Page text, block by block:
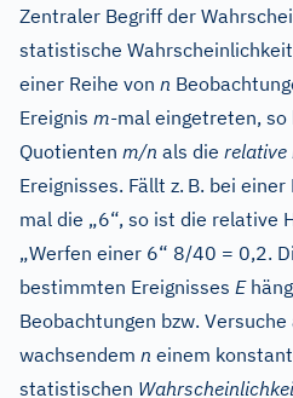
Zentraler Begriff der
statistische
einer Reihe von n
Ereignis m-mal eingetreten, so
Quotienten m/n als die relative
Ereignisses. Fällt z. B. bei
mal die „6“, so ist die relative
„Werfen einer 6“ 8/40 = 0,2.
bestimmten Ereignisses E
Beobachtungen bzw.
wachsendem n einem
statistischen